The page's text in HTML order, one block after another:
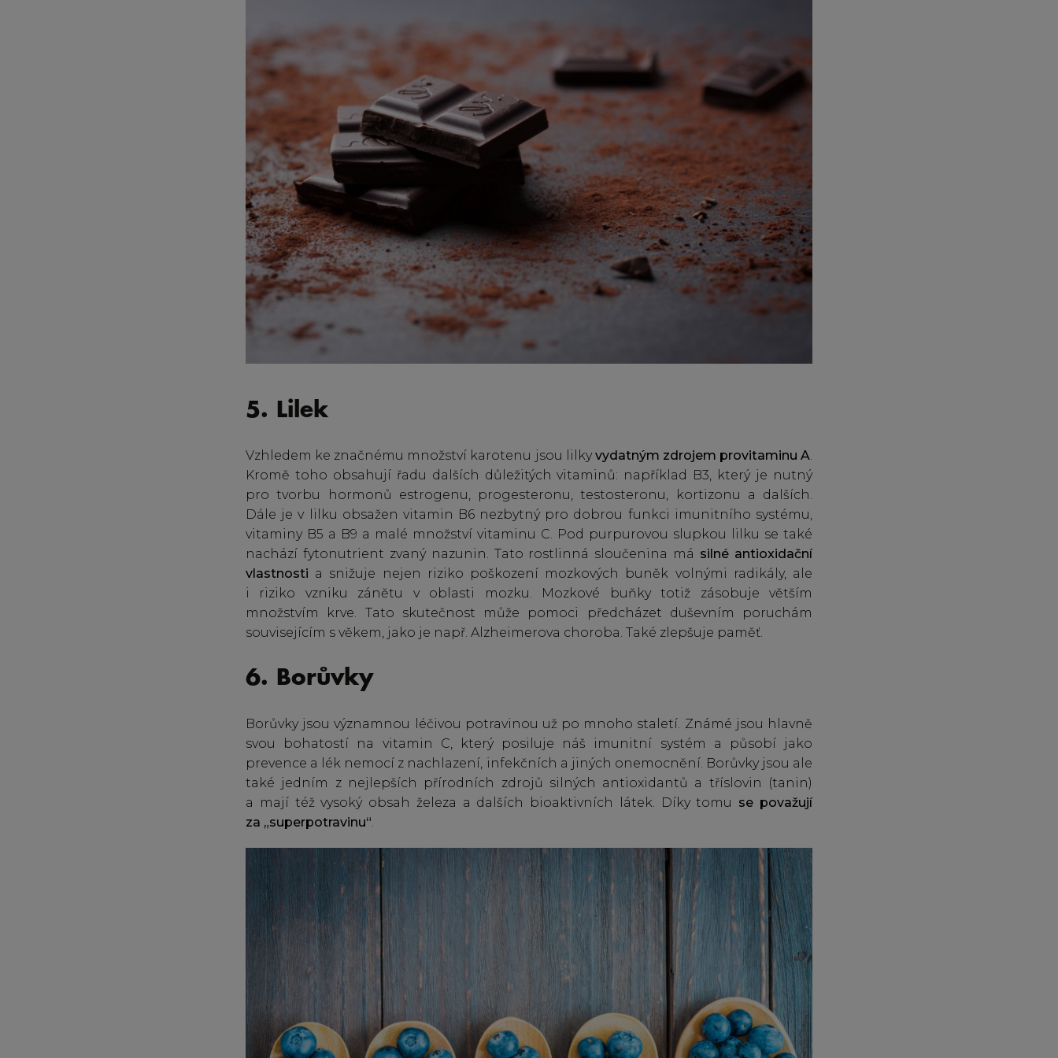
5. Lilek
Vzhledem ke značnému množství karotenu jsou lilkyvydatným zdrojem provitaminu A.
Kromě toho obsahují řadu dalších důležitých vitaminů: například B3, který je nutný
pro tvorbu hormonů estrogenu, progesteronu, testosteronu, kortizonu a dalších.
Dále je v lilku obsažen vitamin B6 nezbytný pro dobrou funkci imunitního systému,
vitaminy B5 a B9 a malé množství vitaminu C. Pod purpurovou slupkou lilku se také
nachází fytonutrient zvaný nazunin. Tato rostlinná sloučenina má silné antioxidační
vlastnosti a snižuje nejen riziko poškození mozkových buněk volnými radikály, ale
i riziko vzniku zánětu v oblasti mozku. Mozkové buňky totiž zásobuje větším
množstvím krve. Tato skutečnost může pomoci předcházet duševním poruchám
souvisejícím s věkem, jako je např. Alzheimerova choroba. Také zlepšuje paměť.
6. Borůvky
Borůvky jsou významnou léčivou potravinou už po mnoho staletí. Známé jsou hlavně
svou bohatostí na vitamin C, který posiluje náš imunitní systém a působí jako
prevence a lék nemocí z nachlazení, infekčních a jiných onemocnění. Borůvky jsou ale
také jedním z nejlepších přírodních zdrojů silných antioxidantů a tříslovin (tanin)
a mají též vysoký obsah železa a dalších bioaktivních látek. Díky tomu se považují
za „superpotravinu“